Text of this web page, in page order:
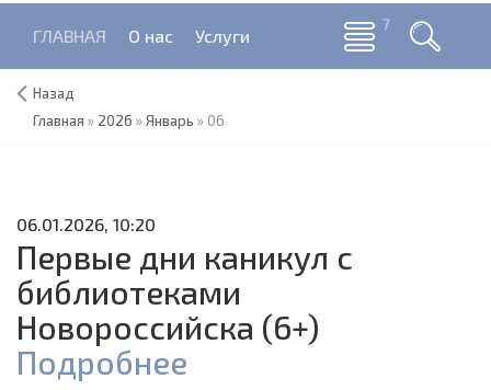
ГЛАВНАЯ О нас Услуги
Назад
Главная » 2026 »Январь »06
06.01.2026, 10:20
Первые дни каникул с
библиотеками
Новороссийска (6+)
Подробнее